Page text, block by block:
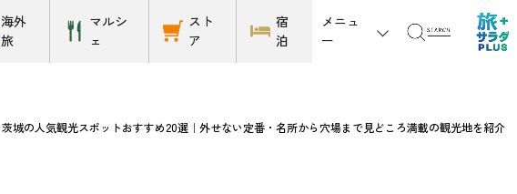
海外
旅
マルシ
ェ
スト
ア
宿
泊
メニュ
ー
茨城の人気観光スポットおすすめ20選｜外せない定番・名所から穴場まで見どころ満載の観光地を紹介